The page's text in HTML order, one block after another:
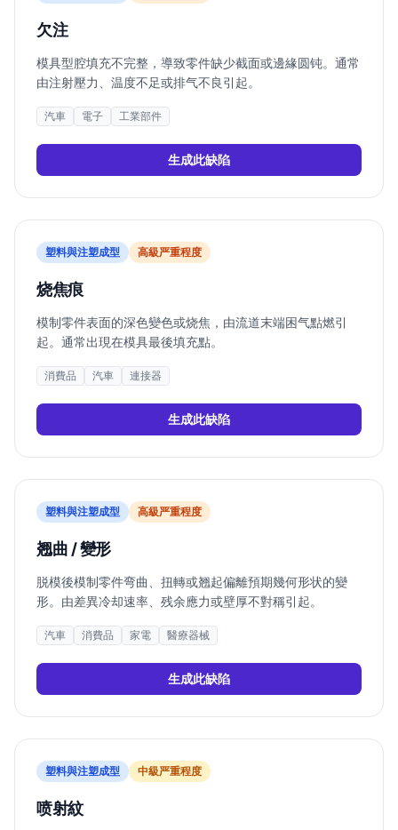
欠注
模具型腔填充不完整，導致零件缺少截面或邊緣圆钝。通常
由注射壓力、温度不足或排气不良引起。
汽車 電子 工業部件
生成此缺陷
塑料與注塑成型 高級严重程度
烧焦痕
模制零件表面的深色變色或烧焦，由流道末端困气點燃引
起。通常出現在模具最後填充點。
消費品 汽車 連接器
生成此缺陷
塑料與注塑成型 高級严重程度
翘曲 / 變形
脱模後模制零件弯曲、扭轉或翘起偏離預期幾何形状的變
形。由差異冷却速率、残余應力或壁厚不對稱引起。
汽車 消費品 家電 醫療器械
生成此缺陷
塑料與注塑成型 中級严重程度
喷射紋